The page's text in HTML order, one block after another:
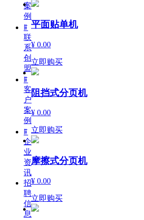
案
例
ꁹ
联
系
创
盟
ꁹ
客
户
案
例
ꁹ
企
业
资
讯
招
聘
信
息
平面贴单机
¥ 0.00
立即购买
阻挡式分页机
¥ 0.00
立即购买
摩擦式分页机
¥ 0.00
立即购买